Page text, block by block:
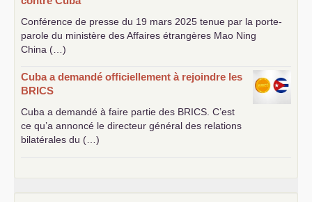
Conférence de presse du 19 mars 2025 tenue par la porte-
parole du ministère des Affaires étrangères Mao Ning
China (…)
Cuba a demandé officiellement à rejoindre les
BRICS
Cuba a demandé à faire partie des BRICS . C’est
ce qu’a annoncé le directeur général des relations
bilatérales du (…)